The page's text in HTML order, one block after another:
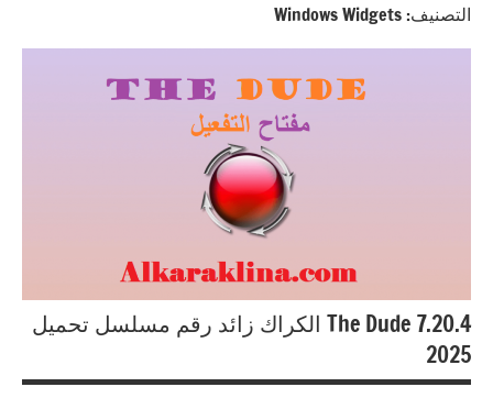
التصنيف: Windows Widgets
The Dude 7.20.4 الكراك زائد رقم مسلسل تحميل
2025